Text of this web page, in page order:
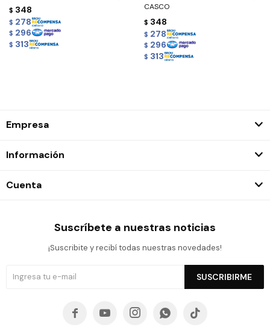
$ 348
$ 278
$ 296
$ 313
CASCO
$ 348
$ 278
$ 296
$ 313
Empresa
Información
Cuenta
Suscríbete a nuestras noticias
¡Suscribite y recibí todas nuestras novedades!
SUSCRIBIRME
    